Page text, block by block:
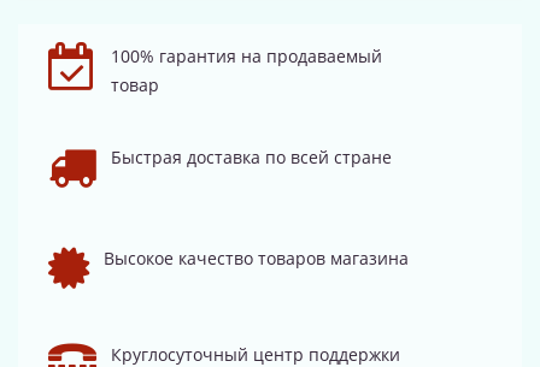
100% гарантия на продаваемый
товар
Быстрая доставка по всей стране
Высокое качество товаров магазина
Круглосуточный центр поддержки